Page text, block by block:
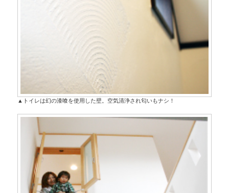
▲トイレは幻の漆喰を使用した壁。空気清浄され匂いもナシ！